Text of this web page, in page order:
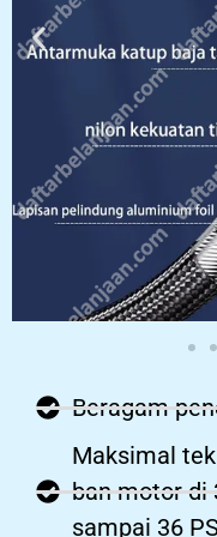
Beragam
Maksimal
ban motor di
sampai 36